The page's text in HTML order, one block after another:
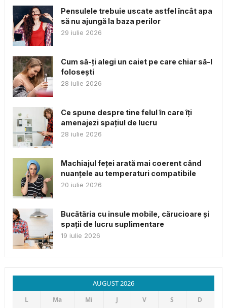
Pensulele trebuie uscate astfel încât apa
să nu ajungă la baza perilor
29 iulie 2026
Cum să-ți alegi un caiet pe care chiar să-l
folosești
28 iulie 2026
Ce spune despre tine felul în care îți
amenajezi spațiul de lucru
28 iulie 2026
Machiajul feței arată mai coerent când
nuanțele au temperaturi compatibile
20 iulie 2026
Bucătăria cu insule mobile, cărucioare și
spații de lucru suplimentare
19 iulie 2026
AUGUST 2026
L Ma Mi J V S
D